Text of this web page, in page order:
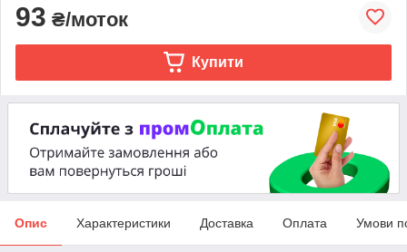
93 ₴/моток
Купити
Опис Характеристики Доставка Оплата Умови